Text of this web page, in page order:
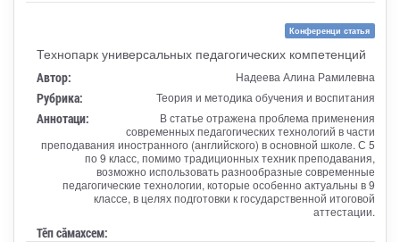
Конференци статья
Технопарк универсальных педагогических компетенций
Автор: Надеева Алина Рамилевна
Рубрика: Теория и методика обучения и воспитания
Аннотаци:
В статье отражена проблема применения
современных педагогических технологий в части
преподавания иностранного (английского) в основной школе. С 5
по 9 класс, помимо традиционных техник преподавания,
возможно использовать разнообразные современные
педагогические технологии, которые особенно актуальны в 9
классе, в целях подготовки к государственной итоговой
аттестации.
Тӗп сӑмахсем: